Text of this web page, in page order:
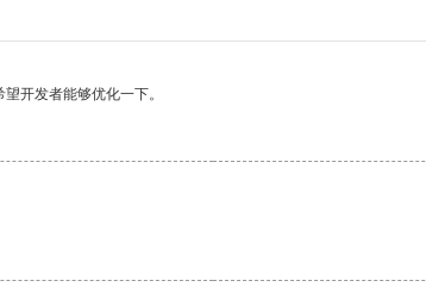
开发者能够优化一下。